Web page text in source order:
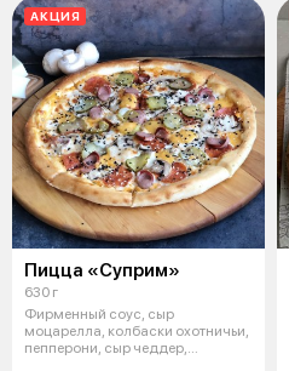
АКЦИЯ
Пицца «Суприм»
630 г
Фирменный соус, сыр
моцарелла, колбаски охотничьи,
пепперони, сыр чеддер,